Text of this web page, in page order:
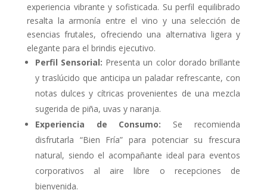
experiencia vibrante y sofisticada. Su perfil equilibrado
resalta la armonía entre el vino y una selección de
esencias frutales, ofreciendo una alternativa ligera y
elegante para el brindis ejecutivo.
Perfil Sensorial: Presenta un color dorado brillante
y traslúcido que anticipa un paladar refrescante, con
notas dulces y cítricas provenientes de una mezcla
sugerida de piña, uvas y naranja.
Experiencia de Consumo: Se recomienda
disfrutarla “Bien Fría” para potenciar su frescura
natural, siendo el acompañante ideal para eventos
corporativos al aire libre o recepciones de
bienvenida.